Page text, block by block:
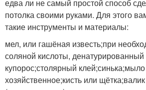
едва ли не самый простой способ
потолка своими руками. Для этого
такие инструменты и материалы:
мел, или гашёная известь;при
соляной кислоты,
купорос;столярный клей;синька;мыло
хозяйственное;кисть или щётка;валик